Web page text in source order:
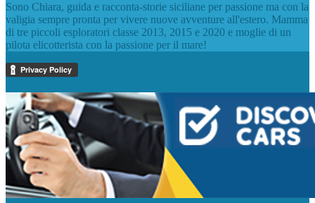
Sono Chiara, guida e racconta-storie siciliane per passione ma con la
valigia sempre pronta per vivere nuove avventure all'estero. Mamma
di tre piccoli esploratori classe 2013, 2015 e 2020 e moglie di un
pilota elicotterista con la passione per il mare!